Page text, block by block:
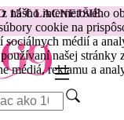
nášho internetového
cookie na
médií a
našej stránky
médiá, reklamu a
15 € LACNEJŠIE